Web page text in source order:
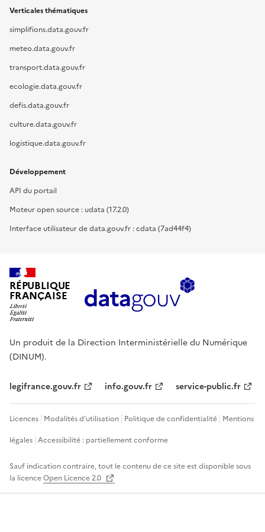
Verticales thématiques
simplifions.data.gouv.fr
meteo.data.gouv.fr
transport.data.gouv.fr
ecologie.data.gouv.fr
defis.data.gouv.fr
culture.data.gouv.fr
logistique.data.gouv.fr
Développement
API du portail
Moteur open source : udata (17.2.0)
Interface utilisateur de data.gouv.fr : cdata (7ad44f4)
RÉPUBLIQUE
FRANÇAISE
Un produit de la Direction Interministérielle du Numérique
(DINUM).
legifrance.gouv.fr info.gouv.fr service-public.fr
Licences Modalités d'utilisation Politique de confidentialité Mentions
légales Accessibilité : partiellement conforme
Sauf indication contraire, tout le contenu de ce site est disponible sous
la licenceOpen Licence 2.0